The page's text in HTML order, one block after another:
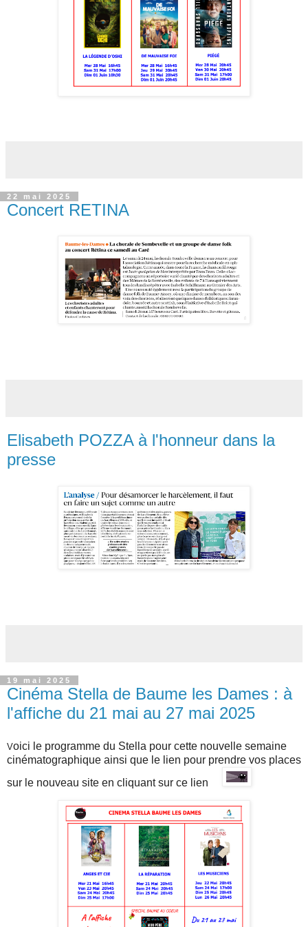
22 mai 2025
Concert RETINA
Elisabeth POZZA à l'honneur dans la
presse
19 mai 2025
Cinéma Stella de Baume les Dames : à
l'affiche du 21 mai au 27 mai 2025
Voici le programme du Stella pour cette nouvelle semaine
cinématographique ainsi que l e lien pour prendre vos places
sur le nouveau site en cliquant sur ce lien